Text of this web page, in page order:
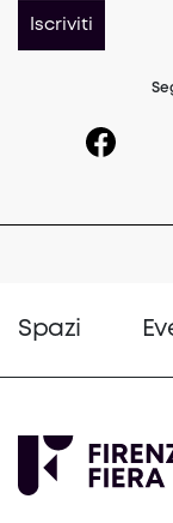
Iscriviti
(opens
Spazi